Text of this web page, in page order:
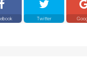
Twitter